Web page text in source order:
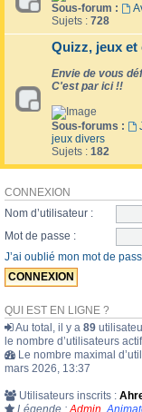
Sous-forum :
Sujets : 728
Quizz, jeux
Envie de vous
C'est par ici !!
Sous-forums :
jeux divers
Sujets : 182
CONNEXION
Nom d’utilisateur :
Mot de passe :
J’ai oublié mon mot de
QUI EST EN LIGNE ?
Au total, il y a 89
le nombre d’utilisateurs
Le nombre maximal
mars 2026, 13:37
Utilisateurs inscrits :
Légende : Admin